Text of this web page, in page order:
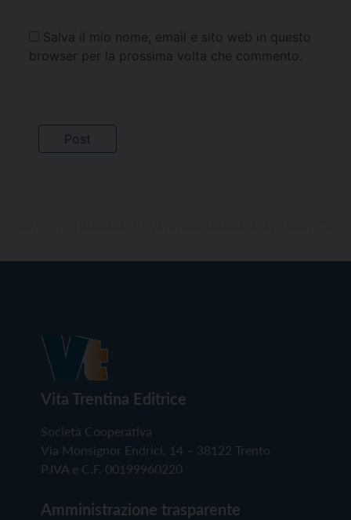
Salva il mio nome, email e sito web in questo
browser per la prossima volta che commento.
Vita Trentina Editrice
Società Cooperativa
Via Monsignor Endrici, 14 – 38122 Trento
P.IVA e C.F. 00199960220
Amministrazione trasparente